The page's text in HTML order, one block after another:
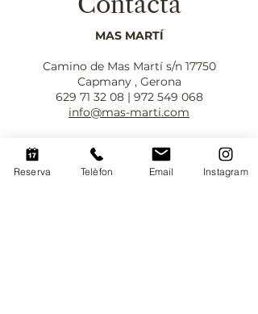
MAS MARTÍ
Camino de Mas Martí s/n 17750
Capmany , Gerona
629 71 32 08| 972 549 068
info@mas-marti.com
REGISTRO DE TURISMO DE
Reserva Telèfon Email Instagram